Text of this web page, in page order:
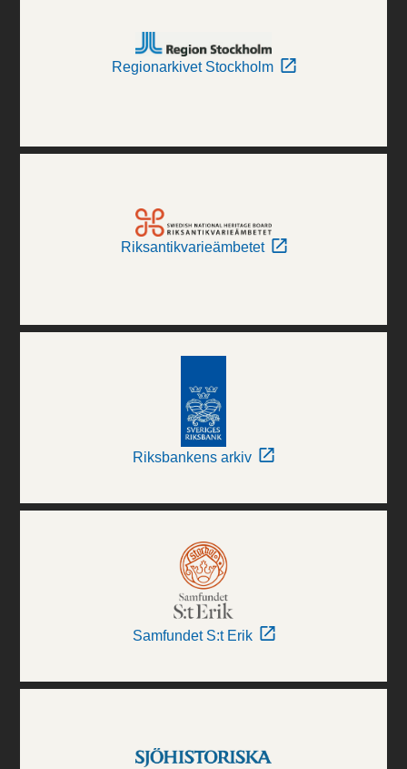
Regionarkivet Stockholm
Riksantikvarieämbetet
Riksbankens arkiv
Samfundet S:t Erik